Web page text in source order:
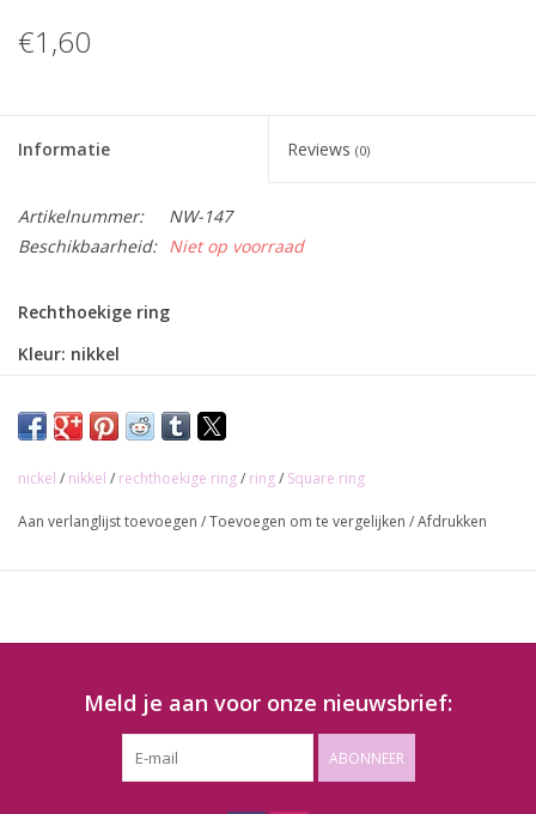
€1,60
Informatie Reviews (0)
Artikelnummer:
NW-147
Beschikbaarheid: Niet op voorraad
Rechthoekige ring
Kleur: nikkel
nickel / nikkel / rechthoekige ring/ ring/ Square ring
Aan verlanglijst toevoegen /Toevoegen om te vergelijken /Afdrukken
Meld je aan voor onze nieuwsbrief:
ABONNEER